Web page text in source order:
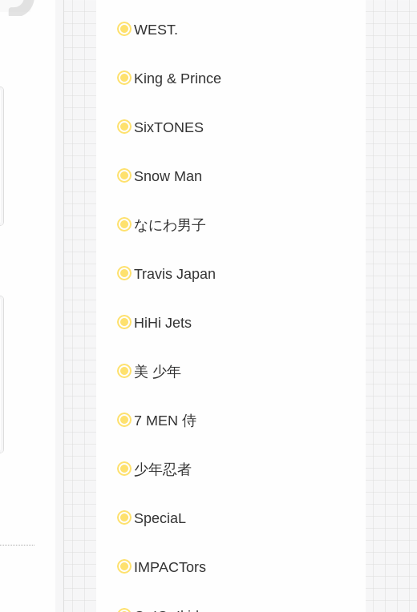
WEST.
King & Prince
SixTONES
Snow Man
なにわ男子
Travis Japan
HiHi Jets
美 少年
7 MEN 侍
少年忍者
SpeciaL
IMPACTors